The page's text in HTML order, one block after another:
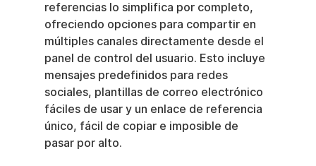
referencias lo simplifica por completo,
ofreciendo opciones para compartir en
múltiples canales directamente desde el
panel de control del usuario. Esto incluye
mensajes predefinidos para redes
sociales, plantillas de correo electrónico
fáciles de usar y un enlace de referencia
único, fácil de copiar e imposible de
pasar por alto.